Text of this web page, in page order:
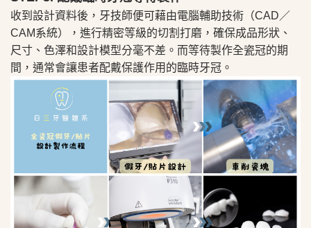
收到設計資料後，牙技師便可藉由電腦輔助技術（CAD／
CAM系統），進行精密等級的切割打磨，確保成品形狀、
尺寸、色澤和設計模型分毫不差。而等待製作全瓷冠的期
間，通常會讓患者配戴保護作用的臨時牙冠。